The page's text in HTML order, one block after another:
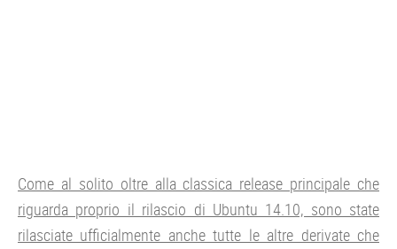
Come al solito oltre alla classica release principale che
riguarda proprio il rilascio di Ubuntu 14.10, sono state
rilasciate ufficialmente anche tutte le altre derivate che